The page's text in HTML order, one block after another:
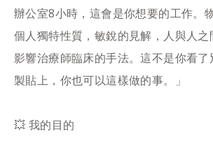
辦公室8小時，這會是你想要的工作。
個人獨特性質，敏銳的見解，人與人之
影響治療師臨床的手法。這不是你看了
製貼上，你也可以這樣做的事。」
💥 我的目的